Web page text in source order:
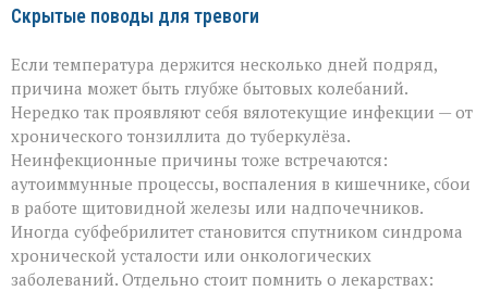
Скрытые поводы для тревоги
Если температура держится несколько дней подряд,
причина может быть глубже бытовых колебаний.
Нередко так проявляют себя вялотекущие инфекции — от
хронического тонзиллита до туберкулёза.
Неинфекционные причины тоже встречаются:
аутоиммунные процессы, воспаления в кишечнике, сбои
в работе щитовидной железы или надпочечников.
Иногда субфебрилитет становится спутником синдрома
хронической усталости или онкологических
заболеваний. Отдельно стоит помнить о лекарствах: